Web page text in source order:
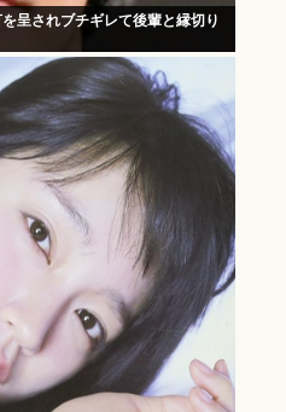
呈されブチギレて後輩と縁切り